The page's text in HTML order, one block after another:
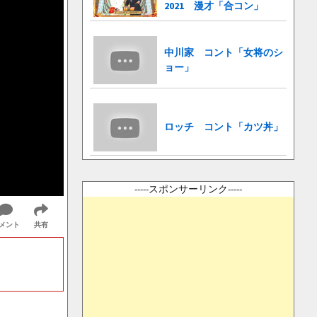
ント 共有
2021 漫才「合コン」
中川家 コント「女将のシ
ョー」
ロッチ コント「カツ丼」
-----スポンサーリンク-----